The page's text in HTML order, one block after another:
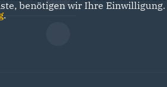
benötigen wir Ihre
.